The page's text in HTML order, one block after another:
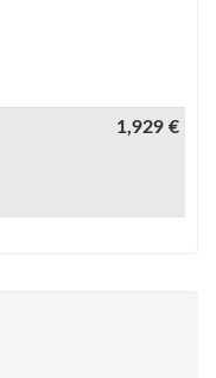
1,929 €